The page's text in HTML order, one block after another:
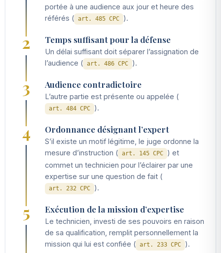
portée à une audience aux jour et heure des
référés ( art. 485 CPC ).
2 Temps suffisant pour la défense
Un délai suffisant doit séparer l’assignation de
l’audience ( art. 486 CPC ).
3 Audience contradictoire
L’autre partie est présente ou appelée (
art. 484 CPC ).
4 Ordonnance désignant l’expert
S’il existe un motif légitime, le juge ordonne la
mesure d’instruction ( art. 145 CPC
) et
commet un technicien pour l’éclairer par une
expertise sur une question de fait (
art. 232 CPC ).
5 Exécution de la mission d’expertise
Le technicien, investi de ses pouvoirs en raison
de sa qualification, remplit personnellement la
mission qui lui est confiée ( art. 233 CPC ).